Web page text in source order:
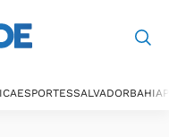
ESPORTESSALVADORBAHIA